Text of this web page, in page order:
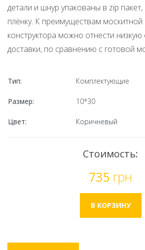
детали и шнур упакованы в zip
плёнку. К преимуществам москитной
конструктора можно отнести низкую
доставки, по сравнению с готовой
Тип: Комплектующие
Размер: 10*30
Цвет: Коричневый
Стоимость:
735 грн